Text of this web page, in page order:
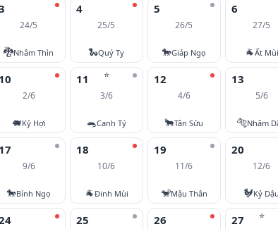
24/5
🐉Nhâm Thìn
4
25/5
🐍Quý Tỵ
5
26/5
🐎Giáp Ngọ
6
27/5
🐐Ất Mùi
10
2/6
🐖Kỷ Hợi
⭐
11
3/6
🐀Canh Tý
12
4/6
🐂Tân Sửu
13
5/6
🐅Nhâm
17
9/6
🐎Bính Ngọ
18
10/6
🐐Đinh Mùi
19
11/6
🐒Mậu Thân
20
12/6
🐓Kỷ Dậu
25 26 ⭐
27